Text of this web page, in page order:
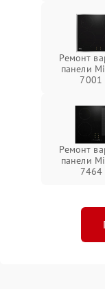
Ремонт
панели
7001
Ремонт
панели
7464